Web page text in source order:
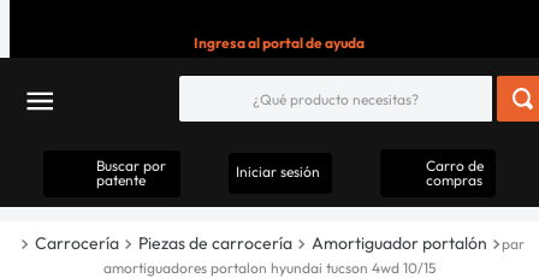
Ingresa al portal de ayuda
Buscar por
patente
Iniciar sesión
Carro de
compras
Carrocería Piezas de carrocería Amortiguador portalón
par
amortiguadores portalon hyundai tucson 4wd 10/15